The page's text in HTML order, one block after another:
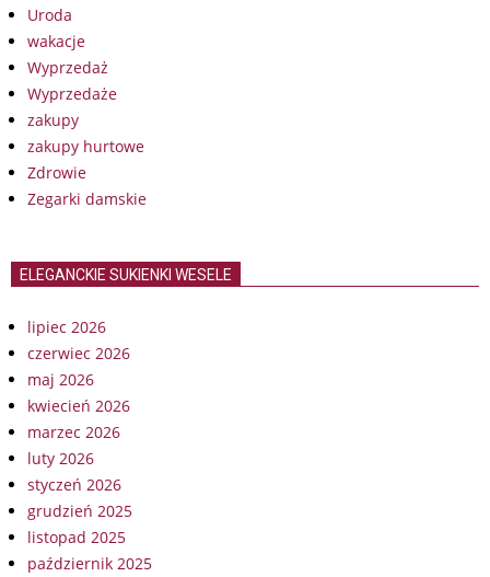
Uroda
wakacje
Wyprzedaż
Wyprzedaże
zakupy
zakupy hurtowe
Zdrowie
Zegarki damskie
ELEGANCKIE SUKIENKI WESELE
lipiec 2026
czerwiec 2026
maj 2026
kwiecień 2026
marzec 2026
luty 2026
styczeń 2026
grudzień 2025
listopad 2025
październik 2025